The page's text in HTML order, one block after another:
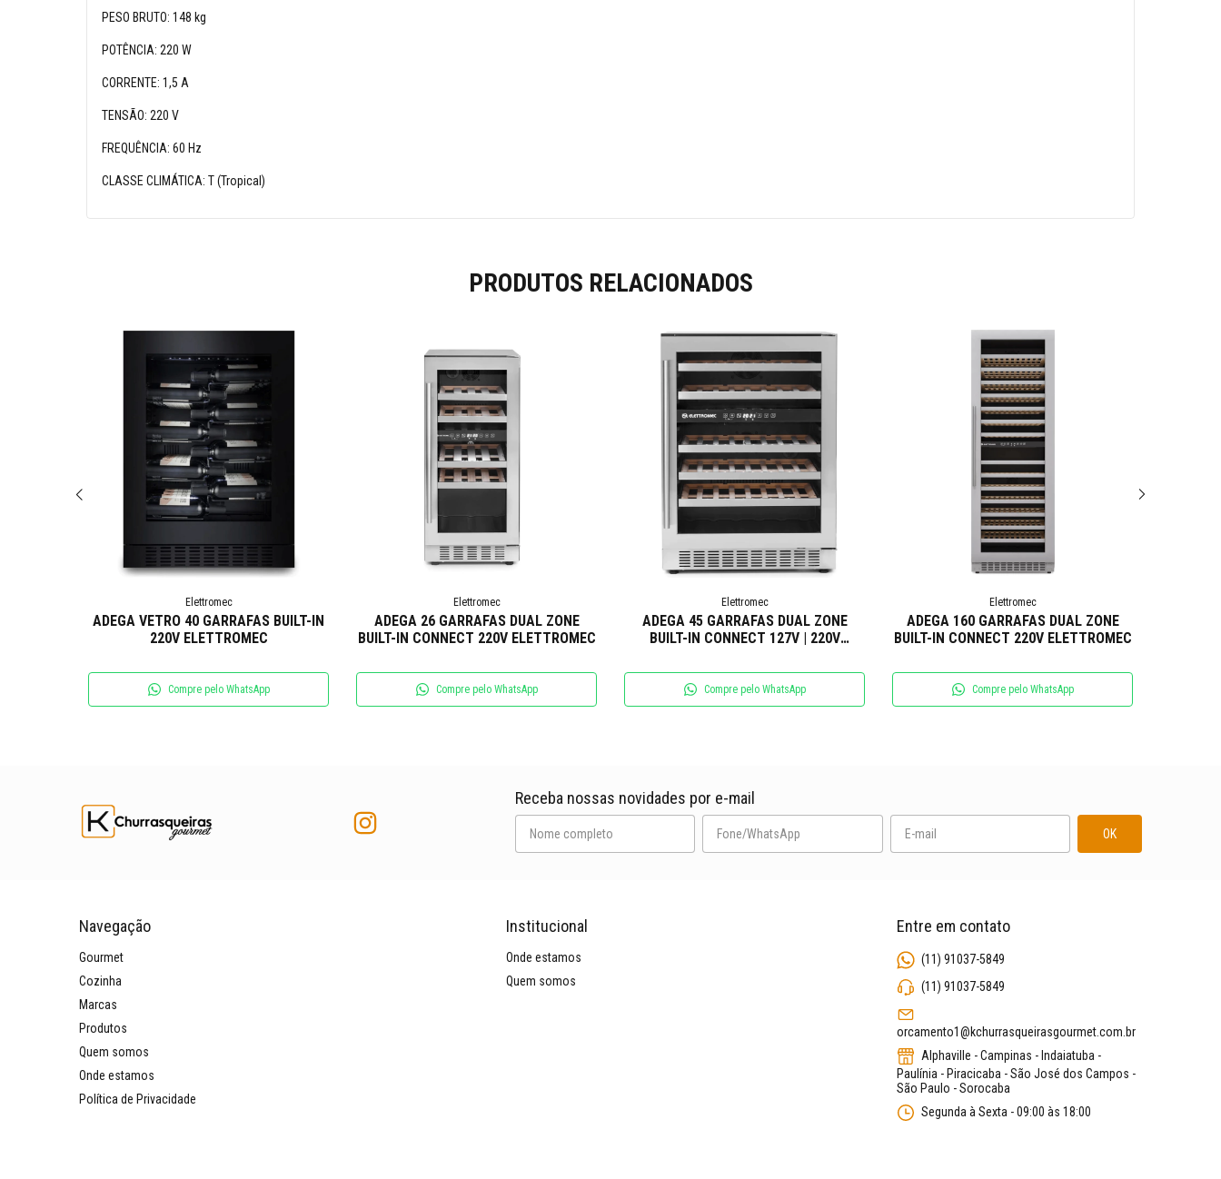
PESO BRUTO: 148 kg
POTÊNCIA: 220 W
CORRENTE: 1,5 A
TENSÃO: 220 V
FREQUÊNCIA: 60 Hz
CLASSE CLIMÁTICA: T (Tropical)
PRODUTOS RELACIONADOS
Elettromec
ADEGA VETRO 40 GARRAFAS BUILT-IN
220V ELETTROMEC
Compre pelo WhatsApp
Elettromec
ADEGA 26 GARRAFAS DUAL ZONE
BUILT-IN CONNECT 220V ELETTROMEC
Compre pelo WhatsApp
Elettromec
ADEGA 45 GARRAFAS DUAL ZONE
BUILT-IN CONNECT 127V | 220V
Compre pelo WhatsApp
Elettromec
ADEGA 160 GARRAFAS DUAL ZONE
BUILT-IN CONNECT 220V ELETTROMEC
Compre pelo WhatsApp
Receba nossas novidades por e-mail
Navegação
Gourmet
Cozinha
Marcas
Produtos
Quem somos
Onde estamos
Política de Privacidade
Institucional
Onde estamos
Quem somos
Entre em contato
(11) 91037-5849
(11) 91037-5849
orcamento1@kchurrasqueirasgourmet.com.br
Alphaville - Campinas - Indaiatuba -
Paulínia - Piracicaba - São José dos Campos -
São Paulo - Sorocaba
Segunda à Sexta - 09:00 às 18:00